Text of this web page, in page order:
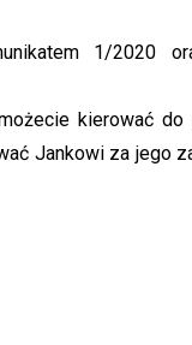
1/2020
kierować
Jankowi za jego